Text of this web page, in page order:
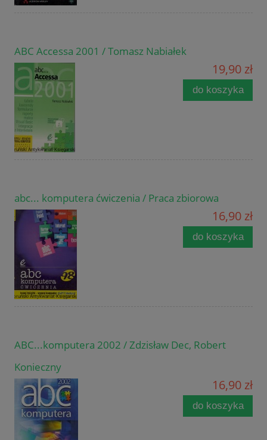
ABC Accessa 2001 / Tomasz Nabiałek
19,90 zł
do koszyka
abc... komputera ćwiczenia / Praca zbiorowa
16,90 zł
do koszyka
ABC...komputera 2002 / Zdzisław Dec, Robert
Konieczny
16,90 zł
do koszyka